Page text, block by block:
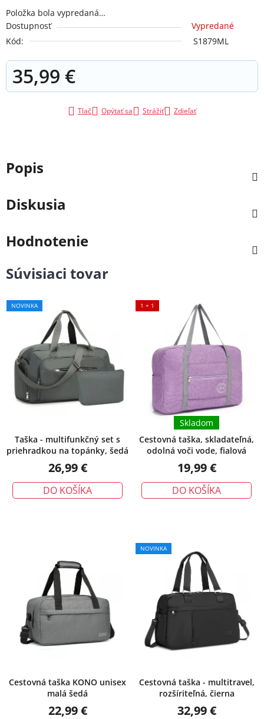
Položka bola vypredaná…
Dostupnosť
Vypredané
Kód:
S1879ML
35,99 €
Jednotková cena:
Tlač Opýtať sa Strážiť Zdieľať
Popis
Diskusia
Hodnotenie
Súvisiaci tovar
NOVINKA
Taška - multifunkčný set s
priehradkou na topánky, šedá
26,99 €
DO KOŠÍKA
1 + 1
Cestovná taška, skladateľná,
odolná voči vode, fialová
Skladom
19,99 €
DO KOŠÍKA
Cestovná taška KONO unisex
malá šedá
22,99 €
NOVINKA
Cestovná taška - multitravel,
rozšíriteľná, čierna
32,99 €